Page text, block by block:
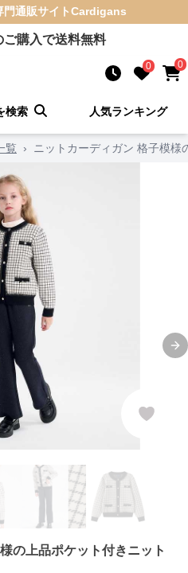
門通販サイトCardigans
ご購入で送料無料
0 0
検索 人気ランキング
覧 › ニットカーディガン 格子模様
の上品ポケット付きニット